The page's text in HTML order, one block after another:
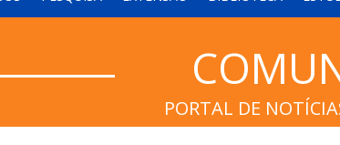
PORTAL DE